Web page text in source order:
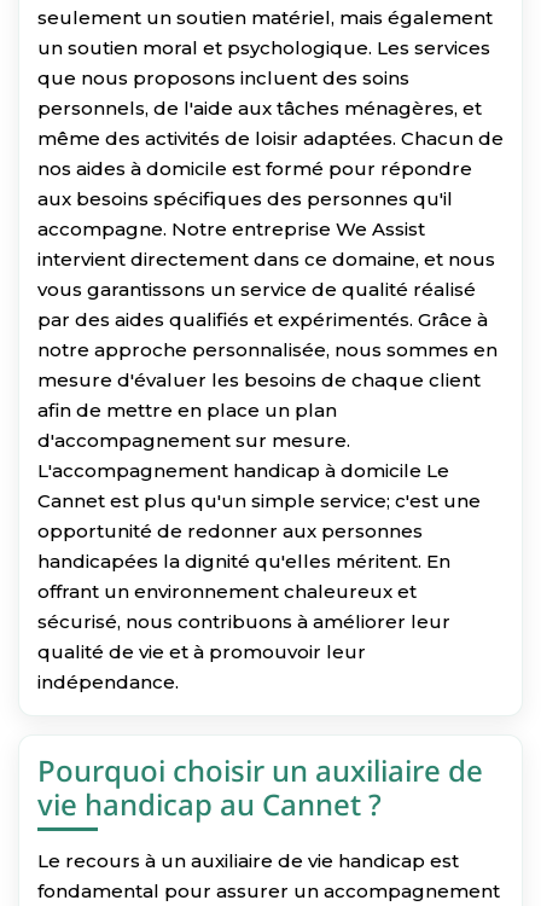
seulement un soutien matériel, mais également
un soutien moral et psychologique. Les services
que nous proposons incluent des soins
personnels, de l'aide aux tâches ménagères, et
même des activités de loisir adaptées. Chacun de
nos aides à domicile est formé pour répondre
aux besoins spécifiques des personnes qu'il
accompagne. Notre entreprise We Assist
intervient directement dans ce domaine, et nous
vous garantissons un service de qualité réalisé
par des aides qualifiés et expérimentés. Grâce à
notre approche personnalisée, nous sommes en
mesure d'évaluer les besoins de chaque client
afin de mettre en place un plan
d'accompagnement sur mesure.
L'accompagnement handicap à domicile Le
Cannet est plus qu'un simple service; c'est une
opportunité de redonner aux personnes
handicapées la dignité qu'elles méritent. En
offrant un environnement chaleureux et
sécurisé, nous contribuons à améliorer leur
qualité de vie et à promouvoir leur
indépendance.
Pourquoi choisir un auxiliaire de
vie handicap au Cannet ?
Le recours à un auxiliaire de vie handicap est
fondamental pour assurer un accompagnement